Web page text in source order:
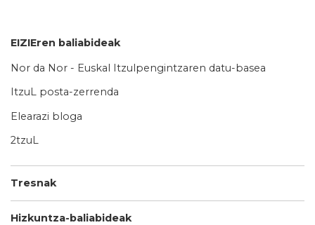
EIZIEren baliabideak
Nor da Nor - Euskal Itzulpengintzaren datu-basea
ItzuL posta-zerrenda
Elearazi bloga
2tzuL
Tresnak
Hizkuntza-baliabideak